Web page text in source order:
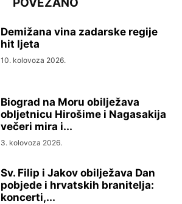
Demižana vina zadarske regije
hit ljeta
10. kolovoza 2026.
Biograd na Moru obilježava
obljetnicu Hirošime i Nagasakija
večeri mira i...
3. kolovoza 2026.
Sv. Filip i Jakov obilježava Dan
pobjede i hrvatskih branitelja:
koncerti,...